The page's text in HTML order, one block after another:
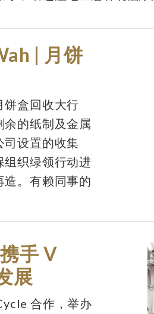
| 月饼
饼盒回收大行
的纸制及金属
设置的收集
组织绿领行动进
。有赖同事的
手 V
展
合作，举办